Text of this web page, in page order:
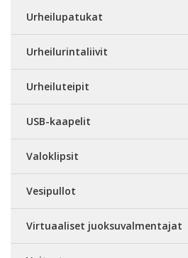
Urheilupatukat
Urheilurintaliivit
Urheiluteipit
USB-kaapelit
Valoklipsit
Vesipullot
Virtuaaliset juoksuvalmentajat